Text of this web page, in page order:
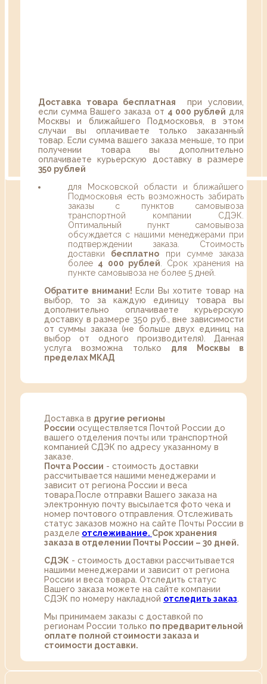
Доставка товара бесплатная при условии,
если сумма Вашего заказа от 4 000 рублей для
Москвы и ближайшего Подмосковья, в этом
случаи вы оплачиваете только заказанный
товар. Если сумма вашего заказа меньше, то при
получении товара вы дополнительно
оплачиваете курьерскую доставку в размере
350 рублей
для Московской области и ближайшего
Подмосковья есть возможность забирать
заказы с пунктов самовывоза
транспортной компании СДЭК.
Оптимальный пункт самовывоза
обсуждается с нашими менеджерами при
подтверждении заказа. Стоимость
доставки бесплатно при сумме заказа
более 4 000 рублей . Срок хранения на
пункте самовывоза не более 5 дней.
Обратите внимани! Если Вы хотите товар на
выбор, то за каждую единицу товара вы
дополнительно оплачиваете курьерскую
доставку в размере 350 руб., вне зависимости
от суммы заказа (не больше двух единиц на
выбор от одного производителя). Данная
услуга возможна только для Москвы в
пределах МКАД
Доставка в другие регионы
России осуществляется Почтой России до
вашего отделения почты или транспортной
компанией СДЭК по адресу указанному в
заказе.
Почта России - стоимость доставки
рассчитывается нашими менеджерами и
зависит от региона России и веса
товара.После отправки Вашего заказа на
электронную почту высылается фото чека и
номер почтового отправления. Отслеживать
статус заказов можно на сайте Почты России в
разделе oтслеживание. Срок хранения
заказа в отделении Почты России – 30 дней.
СДЭК - стоимость доставки рассчитывается
нашими менеджерами и зависит от региона
России и веса товара. Отследить статус
Вашего заказа можете на сайте компании
СДЭК по номеру накладной отследить заказ
Мы принимаем заказы с доставкой по
регионам России только по предварительной
оплате полной стоимости заказа и
стоимости доставки.